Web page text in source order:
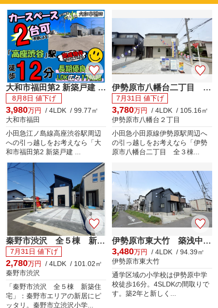
大和市福田第2 新築戸建 全10棟
8月8日 値下げ
3,980万円
/ 4LDK / 99.77㎡
大和市福田
小田急江ノ島線高座渋谷駅周辺
への引っ越しをお考えなら「大
和市福田第2 新築戸建 ...
伊勢原市八幡台二丁目 全３棟 新築住宅
7月31日 値下げ
3,780万円
/ 4LDK / 105.16㎡
伊勢原市八幡台２丁目
小田急小田原線伊勢原駅周辺へ
の引っ越しをお考えなら「伊勢
原市八幡台二丁目 全３棟...
秦野市渋沢 全５棟 新築住宅
7月31日 値下げ
2,780万円
/ 4LDK / 101.02㎡
秦野市渋沢
「秦野市渋沢 全５棟 新築住
宅」：秦野市エリアの新居にピ
ッタリ。秦野市立渋沢小学...
伊勢原市東大竹 築浅中古住宅
3,480万円
/ 4LDK / 94.39㎡
伊勢原市東大竹
通学区域の小学校は伊勢原中学
校徒歩16分。4SLDKの間取りで
す。築2年と新しく...